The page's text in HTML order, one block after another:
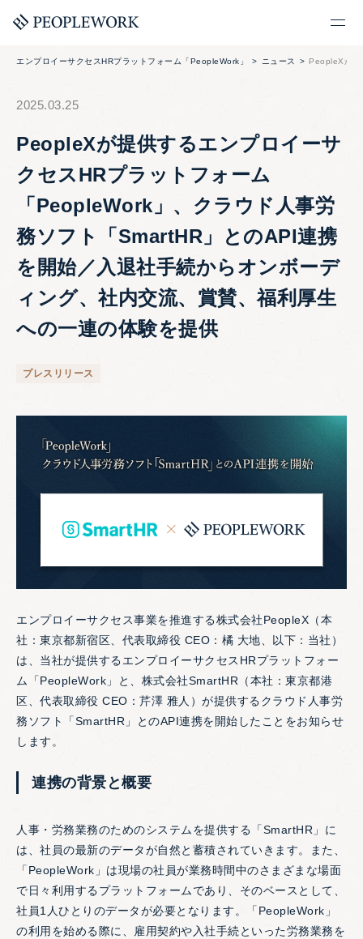
エンプロイーサクセスHRプラットフォーム「PeopleWork」 ニュース PeopleXが提
2025.03.25
PeopleXが提供するエンプロイーサ
クセスHRプラットフォーム
「PeopleWork」、クラウド人事労
務ソフト「SmartHR」とのAPI連携
を開始／入退社手続からオンボーデ
ィング、社内交流、賞賛、福利厚生
への一連の体験を提供
プレスリリース
エンプロイーサクセス事業を推進する株式会社PeopleX（本
社：東京都新宿区、代表取締役 CEO：橘 大地、以下：当社）
は、当社が提供するエンプロイーサクセスHRプラットフォー
ム「PeopleWork」と、株式会社SmartHR（本社：東京都港
区、代表取締役 CEO：芹澤 雅人）が提供するクラウド人事労
務ソフト「SmartHR」とのAPI連携を開始したことをお知らせ
します。
連携の背景と概要
人事・労務業務のためのシステムを提供する「SmartHR」に
は、社員の最新のデータが自然と蓄積されていきます。また、
「PeopleWork」は現場の社員が業務時間中のさまざまな場面
で日々利用するプラットフォームであり、そのベースとして、
社員1人ひとりのデータが必要となります。「PeopleWork」
の利用を始める際に、雇用契約や入社手続といった労務業務を